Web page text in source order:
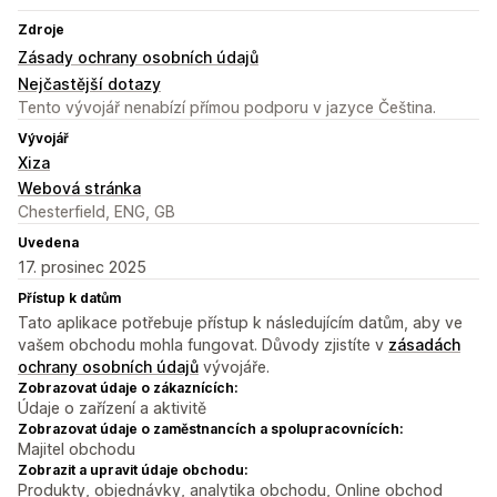
Zdroje
Zásady ochrany osobních údajů
Nejčastější dotazy
Tento vývojář nenabízí přímou podporu v jazyce Čeština.
Vývojář
Xiza
Webová stránka
Chesterfield, ENG, GB
Uvedena
17. prosinec 2025
Přístup k datům
Tato aplikace potřebuje přístup k následujícím datům, aby ve
vašem obchodu mohla fungovat. Důvody zjistíte v zásadách
ochrany osobních údajů vývojáře.
Zobrazovat údaje o zákaznících:
Údaje o zařízení a aktivitě
Zobrazovat údaje o zaměstnancích a spolupracovnících:
Majitel obchodu
Zobrazit a upravit údaje obchodu:
Produkty, objednávky, analytika obchodu, Online obchod